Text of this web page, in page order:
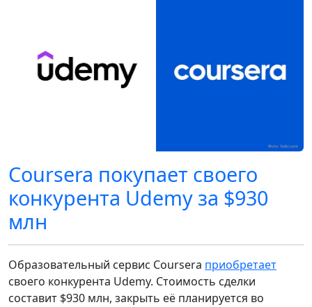
Coursera покупает своего
конкурента Udemy за $930
млн
Образовательный сервис Coursera приобретает
своего конкурента Udemy. Стоимость сделки
составит $930 млн, закрыть её планируется во